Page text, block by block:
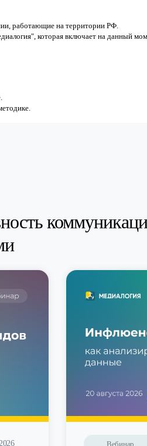
работающие на территории РФ.
которая включает на данный
Вебинар